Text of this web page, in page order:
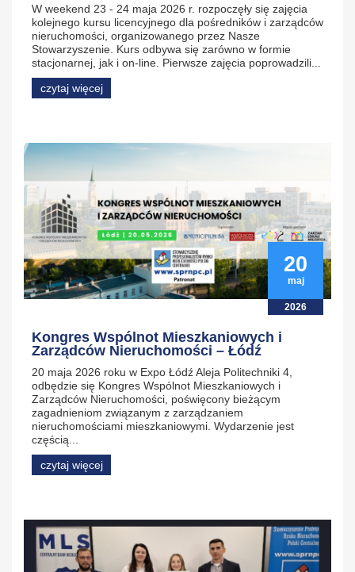
W weekend 23 - 24 maja 2026 r. rozpoczęły się zajęcia
kolejnego kursu licencyjnego dla pośredników i zarządców
nieruchomości, organizowanego przez Nasze
Stowarzyszenie. Kurs odbywa się zarówno w formie
stacjonarnej, jak i on-line. Pierwsze zajęcia poprowadzili...
czytaj więcej
20
maj
2026
Kongres Wspólnot Mieszkaniowych i
Zarządców Nieruchomości – Łódź
20 maja 2026 roku w Expo Łódź Aleja Politechniki 4,
odbędzie się Kongres Wspólnot Mieszkaniowych i
Zarządców Nieruchomości, poświęcony bieżącym
zagadnieniom związanym z zarządzaniem
nieruchomościami mieszkaniowymi. Wydarzenie jest
częścią...
czytaj więcej